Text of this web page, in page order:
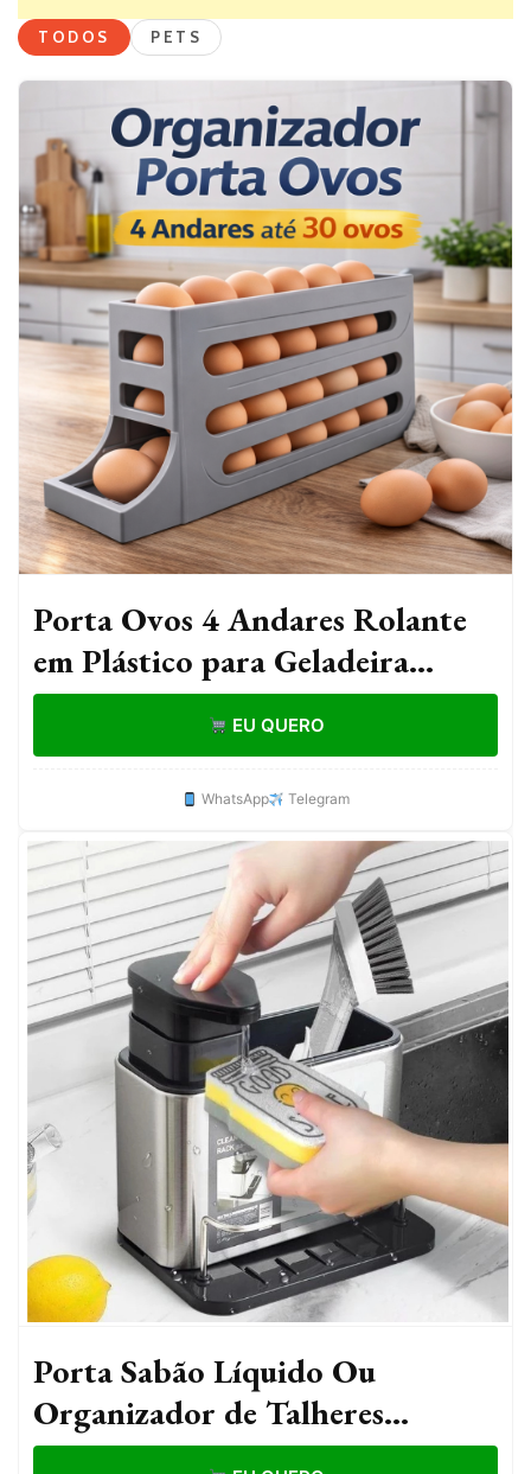
TODOS PETS
Porta Ovos 4 Andares Rolante
em Plástico para Geladeira
Organizador 20 a 30 Ovos
EU QUERO
WhatsApp Telegram
Porta Sabão Líquido Ou
Organizador de Talheres
Giratorio Organização da Pia